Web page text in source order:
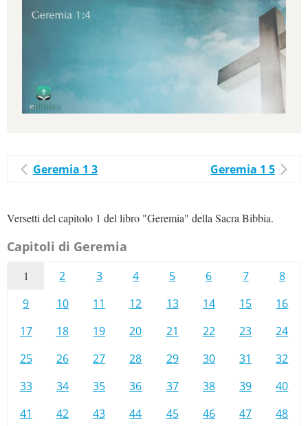
Geremia 1 3 Geremia 1 5
Versetti del capitolo 1 del libro "Geremia" della Sacra Bibbia.
Capitoli di Geremia
1 2 3 4 5 6 7
8
9
10 11 12 13 14 15
16
17
18 19 20 21 22 23
24
25
26 27 28 29 30 31
32
33
34 35 36 37 38 39
40
41
42 43 44 45 46 47
48